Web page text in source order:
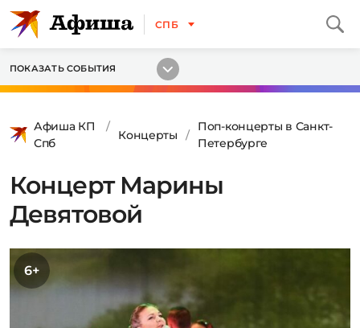
СПБ
ПОКАЗАТЬ СОБЫТИЯ
Афиша КП
Спб
Концерты
Поп-концерты в Санкт-
Петербурге
Концерт Марины
Девятовой
6+